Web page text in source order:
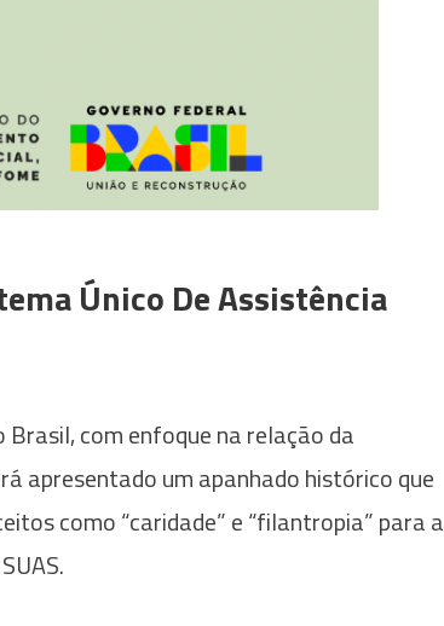
Único De Assistência
com enfoque na relação da
apresentado um apanhado histórico que
como “caridade” e “filantropia” para a